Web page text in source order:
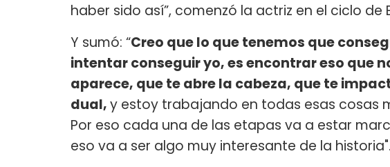
haber sido así”, comenzó la actriz en el ciclo de
Y sumó: “Creo que lo que tenemos que
intentar conseguir yo, es encontrar eso que
aparece, que te abre la cabeza, que te
dual,y estoy trabajando en todas esas cosas
Por eso cada una de las etapas va a estar
eso va a ser algo muy interesante de la historia".